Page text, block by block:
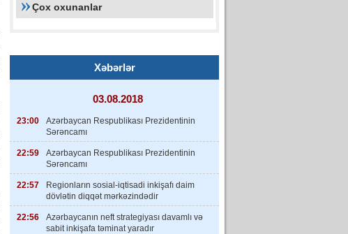
Çox oxunanlar
Xəbərlər
03.08.2018
23:00
Azərbaycan Respublikası Prezidentinin
Sərəncamı
22:59
Azərbaycan Respublikası Prezidentinin
Sərəncamı
22:57
Regionların sosial-iqtisadi inkişafı daim
dövlətin diqqət mərkəzindədir
22:56
Azərbaycanın neft strategiyası davamlı və
sabit inkişafa təminat yaradır